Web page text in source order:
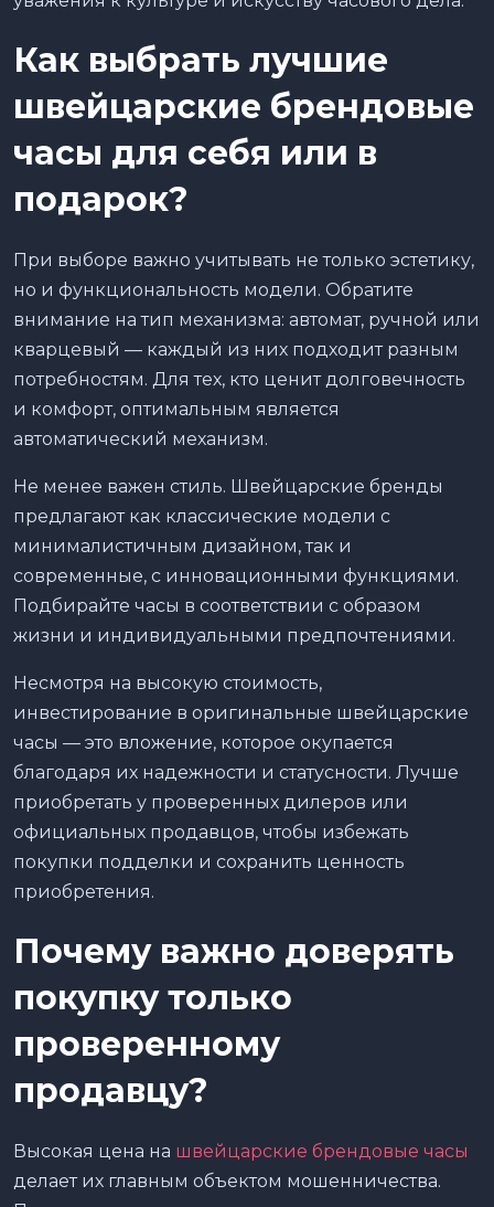
Как выбрать лучшие
швейцарские брендовые
часы для себя или в
подарок?
При выборе важно учитывать не только эстетику,
но и функциональность модели. Обратите
внимание на тип механизма: автомат, ручной или
кварцевый — каждый из них подходит разным
потребностям. Для тех, кто ценит долговечность
и комфорт, оптимальным является
автоматический механизм.
Не менее важен стиль. Швейцарские бренды
предлагают как классические модели с
минималистичным дизайном, так и
современные, с инновационными функциями.
Подбирайте часы в соответствии с образом
жизни и индивидуальными предпочтениями.
Несмотря на высокую стоимость,
инвестирование в оригинальные швейцарские
часы — это вложение, которое окупается
благодаря их надежности и статусности. Лучше
приобретать у проверенных дилеров или
официальных продавцов, чтобы избежать
покупки подделки и сохранить ценность
приобретения.
Почему важно доверять
покупку только
проверенному
продавцу?
Высокая цена на швейцарские брендовые часы
делает их главным объектом мошенничества.